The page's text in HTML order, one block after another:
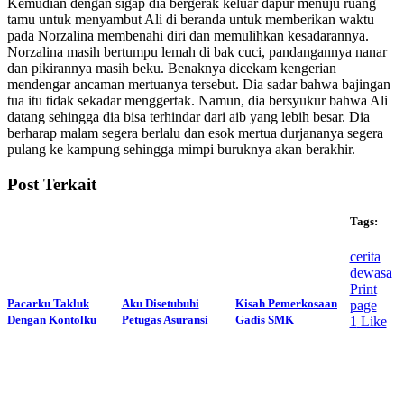
tamu untuk menyambut Ali di beranda untuk memberikan waktu
pada Norzalina membenahi diri dan memulihkan kesadarannya.
Norzalina masih bertumpu lemah di bak cuci, pandangannya nanar
dan pikirannya masih beku. Benaknya dicekam kengerian
mendengar ancaman mertuanya tersebut. Dia sadar bahwa bajingan
tua itu tidak sekadar menggertak. Namun, dia bersyukur bahwa Ali
datang sehingga dia bisa terhindar dari aib yang lebih besar. Dia
berharap malam segera berlalu dan esok mertua durjananya segera
pulang ke kampung sehingga mimpi buruknya akan berakhir.
Post Terkait
Pacarku Takluk
Dengan Kontolku
Aku Disetubuhi
Petugas Asuransi
Kisah Pemerkosaan
Gadis SMK
Tags:
cerita
dewasa
Print
page
1 Like